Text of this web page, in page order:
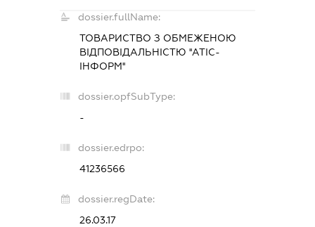
dossier.fullName:
ТОВАРИСТВО З ОБМЕЖЕНОЮ
ВІДПОВІДАЛЬНІСТЮ ''АТІС-
ІНФОРМ''
dossier.opfSubType:
-
dossier.edrpo:
41236566
dossier.regDate:
26.03.17